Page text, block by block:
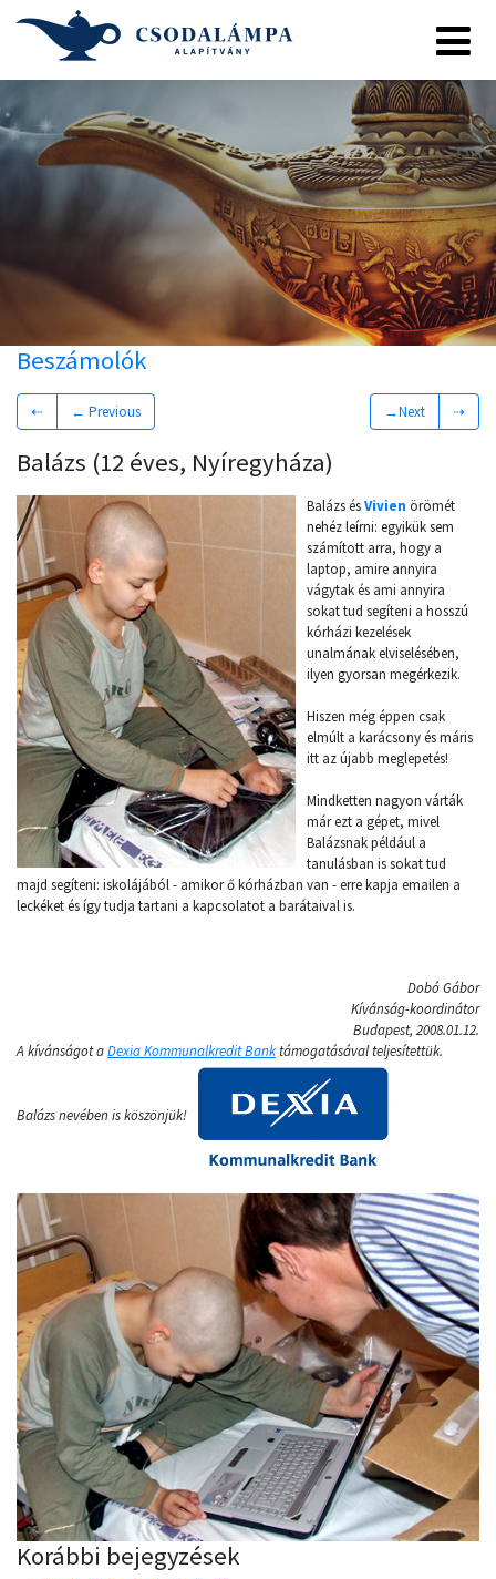
Beszámolók
⇠ ← Previous →Next ⇢
Balázs (12 éves, Nyíregyháza)
Balázs ésVivien örömét
nehéz leírni: egyikük sem
számított arra, hogy a
laptop, amire annyira
vágytak és ami annyira
sokat tud segíteni a hosszú
kórházi kezelések
unalmának elviselésében,
ilyen gyorsan megérkezik.
Hiszen még éppen csak
elmúlt a karácsony és máris
itt az újabb meglepetés!
Mindketten nagyon várták
már ezt a gépet, mivel
Balázsnak például a
tanulásban is sokat tud
majd segíteni: iskolájából - amikor ő kórházban van - erre kapja emailen a
leckéket és így tudja tartani a kapcsolatot a barátaival is.
Dobó Gábor
Kívánság-koordinátor
Budapest, 2008.01.12.
A kívánságot aDexia Kommunalkredit Banktámogatásával teljesítettük.
Balázs nevében is köszönjük!
Korábbi bejegyzések